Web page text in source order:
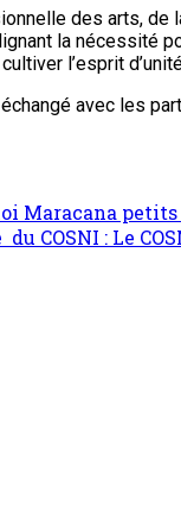
des arts, de
la nécessité
l’esprit
avec les
Maracana petits
COSNI : Le